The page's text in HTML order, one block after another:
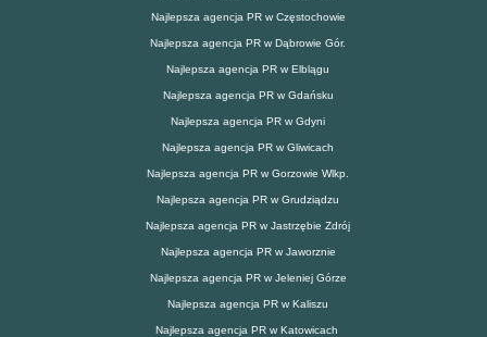
Najlepsza agencja PR w Częstochowie
Najlepsza agencja PR w Dąbrowie Gór.
Najlepsza agencja PR w Elblągu
Najlepsza agencja PR w Gdańsku
Najlepsza agencja PR w Gdyni
Najlepsza agencja PR w Gliwicach
Najlepsza agencja PR w Gorzowie Wlkp.
Najlepsza agencja PR w Grudziądzu
Najlepsza agencja PR w Jastrzębie Zdrój
Najlepsza agencja PR w Jaworznie
Najlepsza agencja PR w Jeleniej Górze
Najlepsza agencja PR w Kaliszu
Najlepsza agencja PR w Katowicach